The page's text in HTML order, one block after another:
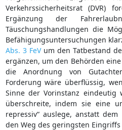
Verkehrssicherheitsrat (DVR)
Ergänzung der
Täuschungshandlungen die
Befähigungsuntersuchungen
Abs. 3 FeVum den Tatbestand
ergänzen, um den Behörden
die Anordnung von
Forderung wäre überflüssig,
Sinne der Vorinstanz eindeutig
überschreite, indem sie eine
repressiv“ auslege, anstatt
den Weg des geringsten